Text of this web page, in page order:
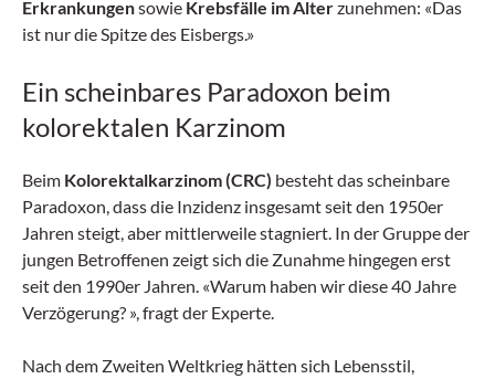
Erkrankungensowie Krebsfälle im Alterzunehmen: «Das
ist nur die Spitze des Eisbergs.»
Ein scheinbares Paradoxon beim
kolorektalen Karzinom
Beim Kolorektalkarzinom (CRC) besteht das scheinbare
Paradoxon, dass die Inzidenz insgesamt seit den 1950er
Jahren steigt, aber mittlerweile stagniert. In der Gruppe der
jungen Betroffenen zeigt sich die Zunahme hingegen erst
seit den 1990er Jahren. «Warum haben wir diese 40 Jahre
Verzögerung? », fragt der Experte.
Nach dem Zweiten Weltkrieg hätten sich Lebensstil,